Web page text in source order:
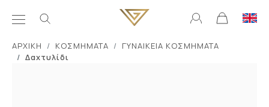
ΑΡΧΙΚΗ ΚΟΣΜΗΜΑΤΑ
ΓΥΝΑΙΚΕΙΑ ΚΟΣΜΗΜΑΤΑ
Δαχτυλίδι